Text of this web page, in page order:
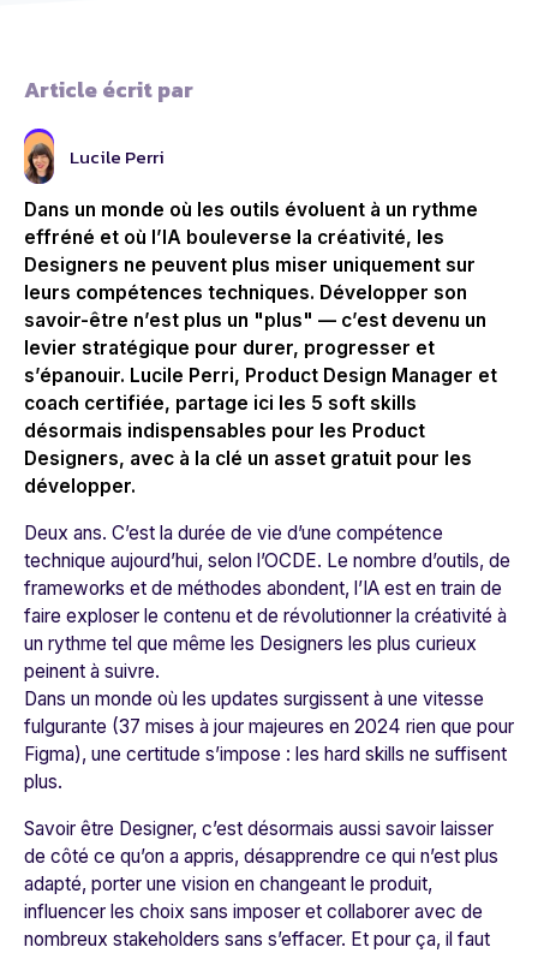
Article écrit par
Lucile Perri
Dans un monde où les outils évoluent à un rythme
effréné et où l’IA bouleverse la créativité, les
Designers ne peuvent plus miser uniquement sur
leurs compétences techniques. Développer son
savoir-être n’est plus un "plus" — c’est devenu un
levier stratégique pour durer, progresser et
s’épanouir. Lucile Perri, Product Design Manager et
coach certifiée, partage ici les 5 soft skills
désormais indispensables pour les Product
Designers, avec à la clé un asset gratuit pour les
développer.
Deux ans. C’est la durée de vie d’une compétence
technique aujourd’hui, selon l’OCDE. Le nombre d’outils, de
frameworks et de méthodes abondent, l’IA est en train de
faire exploser le contenu et de révolutionner la créativité à
un rythme tel que même les Designers les plus curieux
peinent à suivre.
Dans un monde où les updates surgissent à une vitesse
fulgurante (37 mises à jour majeures en 2024 rien que pour
Figma), une certitude s’impose : les hard skills ne suffisent
plus.
Savoir être Designer, c’est désormais aussi savoir laisser
de côté ce qu’on a appris, désapprendre ce qui n’est plus
adapté, porter une vision en changeant le produit,
influencer les choix sans imposer et collaborer avec de
nombreux stakeholders sans s’effacer. Et pour ça, il faut